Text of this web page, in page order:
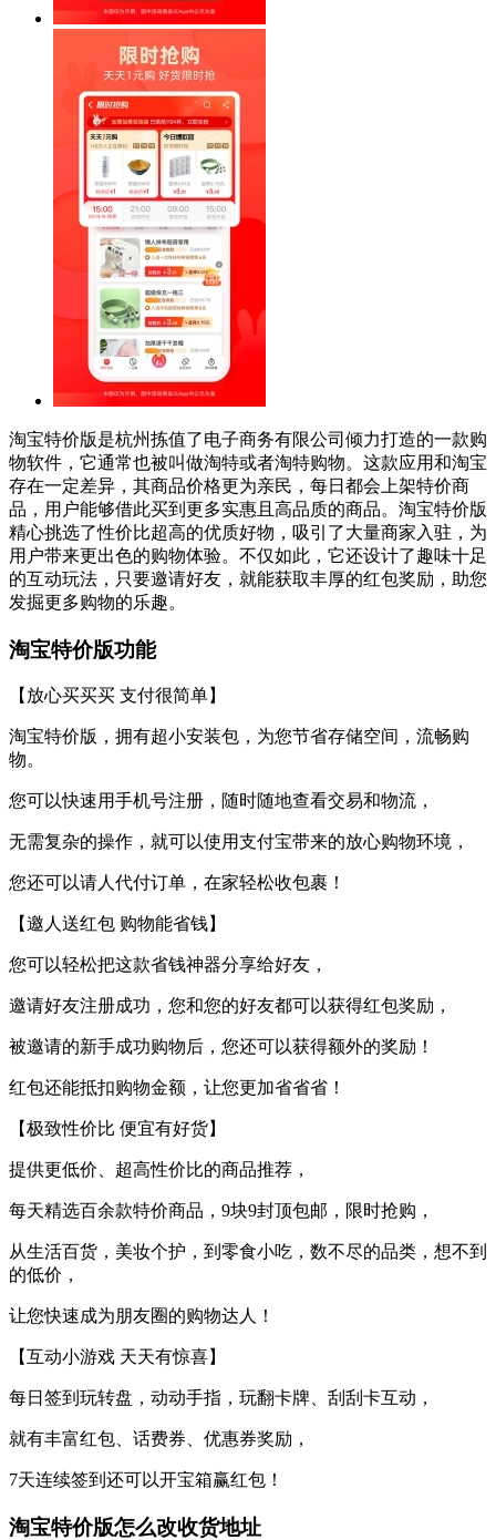
淘宝特价版是杭州拣值了电子商务有限公司倾力打造的一款购
物软件，它通常也被叫做淘特或者淘特购物。这款应用和淘宝
存在一定差异，其商品价格更为亲民，每日都会上架特价商
品，用户能够借此买到更多实惠且高品质的商品。淘宝特价版
精心挑选了性价比超高的优质好物，吸引了大量商家入驻，为
用户带来更出色的购物体验。不仅如此，它还设计了趣味十足
的互动玩法，只要邀请好友，就能获取丰厚的红包奖励，助您
发掘更多购物的乐趣。
淘宝特价版功能
【放心买买买 支付很简单】
淘宝特价版，拥有超小安装包，为您节省存储空间，流畅购
物。
您可以快速用手机号注册，随时随地查看交易和物流，
无需复杂的操作，就可以使用支付宝带来的放心购物环境，
您还可以请人代付订单，在家轻松收包裹！
【邀人送红包 购物能省钱】
您可以轻松把这款省钱神器分享给好友，
邀请好友注册成功，您和您的好友都可以获得红包奖励，
被邀请的新手成功购物后，您还可以获得额外的奖励！
红包还能抵扣购物金额，让您更加省省省！
【极致性价比 便宜有好货】
提供更低价、超高性价比的商品推荐，
每天精选百余款特价商品，9块9封顶包邮，限时抢购，
从生活百货，美妆个护，到零食小吃，数不尽的品类，想不到
的低价，
让您快速成为朋友圈的购物达人！
【互动小游戏 天天有惊喜】
每日签到玩转盘，动动手指，玩翻卡牌、刮刮卡互动，
就有丰富红包、话费券、优惠券奖励，
7天连续签到还可以开宝箱赢红包！
淘宝特价版怎么改收货地址